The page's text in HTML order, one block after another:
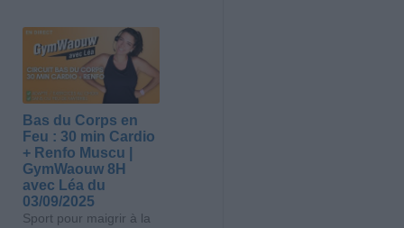
Bas du Corps en
Feu : 30 min Cardio
+ Renfo Muscu |
GymWaouw 8H
avec Léa du
03/09/2025
Sport pour maigrir à la